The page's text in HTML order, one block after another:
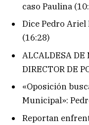
caso Paulina
Dice Pedro
(16:28)
ALCALDESA DE
DIRECTOR DE
«Oposición
Municipal»:
Reportan